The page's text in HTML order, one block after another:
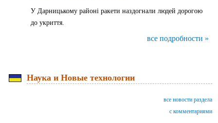
У Дарницькому районі ракети наздогнали людей дорогою
до укриття.
все подробности »
Наука и Новые технологии
все новости раздела
с комментариями